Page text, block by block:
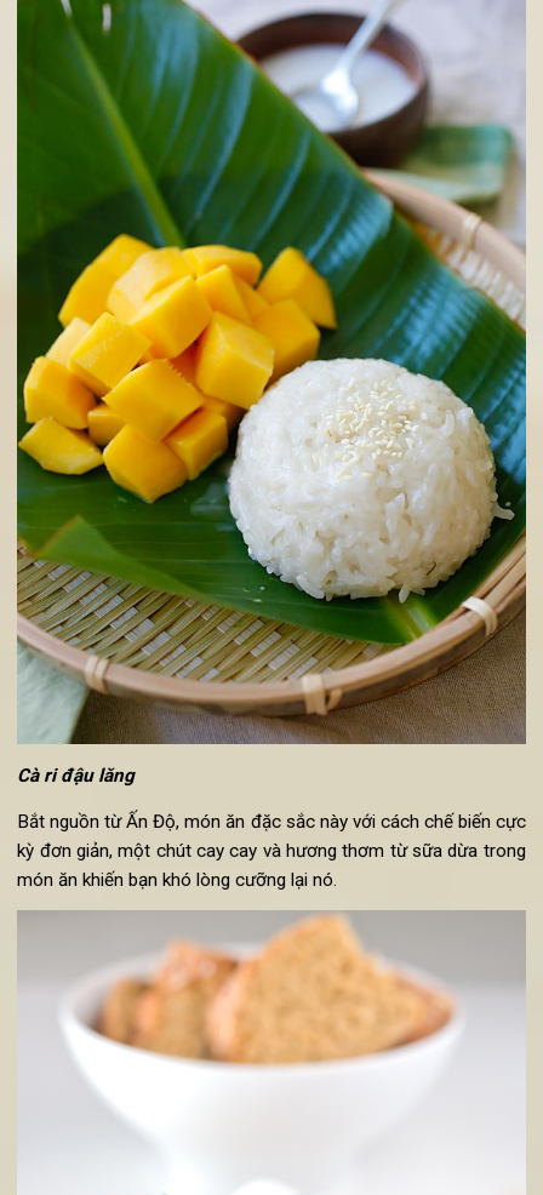
Món ăn bắt nguồn từ Thái Lan này đã lan rộng vào Việt
mọi người đều yêu thích món ăn này bởi mùi thơm từ gạo
được nấu cùng nước cốt dừa và vị ngọt thơm của xoài.